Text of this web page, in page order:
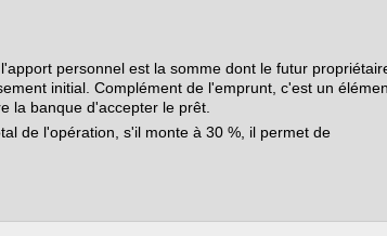
personnel est la somme dont le futur
initial. Complément de l'emprunt, c'est un
la banque d'accepter le prêt.
de l'opération, s'il monte à 30 %, il permet de